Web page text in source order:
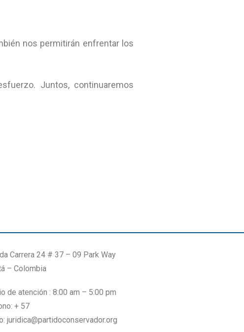
nos permitirán enfrentar los
Juntos, continuaremos
Carrera 24 # 37 – 09 Park Way
– Colombia
de atención : 8:00 am – 5:00 pm
+ 57
juridica@partidoconservador.org